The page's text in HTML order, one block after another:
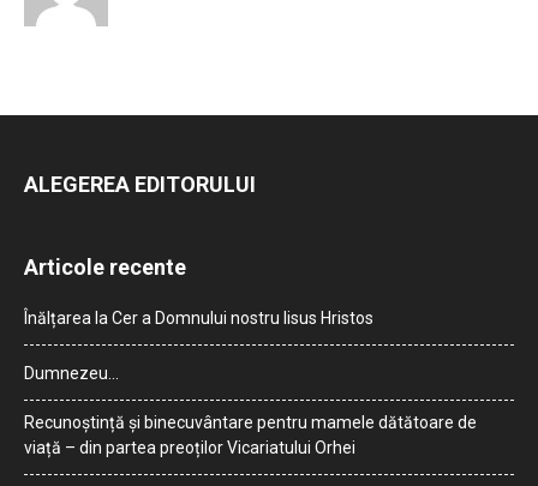
ALEGEREA EDITORULUI
Articole recente
Înălțarea la Cer a Domnului nostru Iisus Hristos
Dumnezeu…
Recunoștință și binecuvântare pentru mamele dătătoare de
viață – din partea preoților Vicariatului Orhei